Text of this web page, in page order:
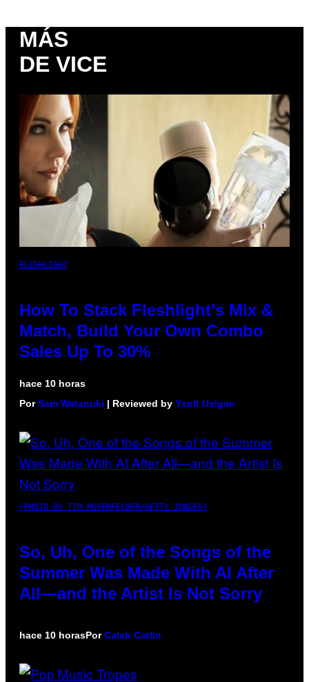
MÁS
DE VICE
FLESHLIGHT
How To Stack Fleshlight’s Mix &
Match, Build Your Own Combo
Sales Up To 30%
hace 10 horas
PorSam Watanuki | Reviewed by Ysolt Usigan
(PHOTO BY TIM MOSENFELDER/GETTY IMAGES)
So, Uh, One of the Songs of the
Summer Was Made With AI After
All—and the Artist Is Not Sorry
hace 10 horasPorCaleb Catlin